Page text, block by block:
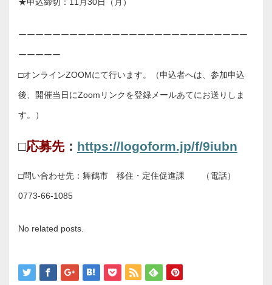
★申込締切：11月30日（月）
ーーーーーーーーーーーーーーーーーーーーーーーーーーー
ーーーーー
□オンラインZOOMにて行います。（申込者へは、参加申込
後、開催当日にZoomリンクを登録メールあてにお送りしま
す。）
□応募先： https://logoform.jp/f/9iubn
□問い合わせ先：舞鶴市 移住・定住促進課 （電話）
0773-66-1085
No related posts.